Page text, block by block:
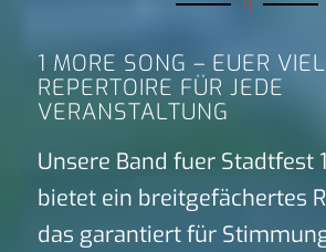
1 MORE SONG – EUER
REPERTOIRE FÜR JEDE
VERANSTALTUNG
Unsere Band fuer Stadtfest
bietet ein breitgefächertes
das garantiert für